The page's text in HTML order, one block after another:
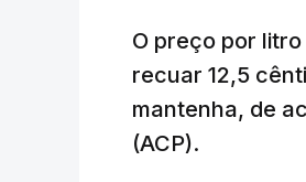
O preço por
recuar 12,5
mantenha, de
(ACP).